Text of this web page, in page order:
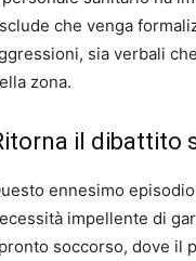
che venga
sia verbali
zona.
il dibattito
ennesimo
impellente di
soccorso, dove il